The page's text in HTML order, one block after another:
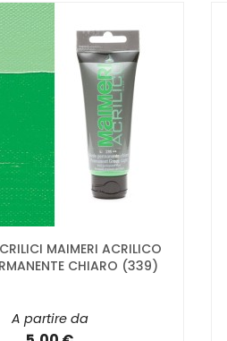
MAIMERI ACRILICO
CHIARO (339)
A partire da